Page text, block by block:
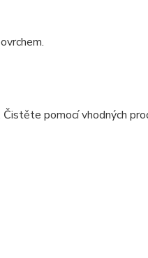
pomocí vhodných